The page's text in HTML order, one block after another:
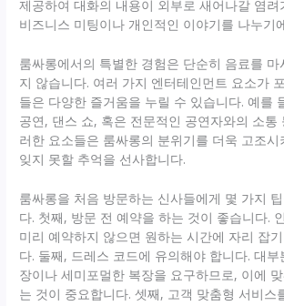
제공하여 대화의 내용이 외부로 새어나갈 염려
비즈니스 미팅이나 개인적인 이야기를 나누기
룸싸롱에서의 특별한 경험은 단순히 음료를
지 않습니다. 여러 가지 엔터테인먼트 요소가
들은 다양한 즐거움을 누릴 수 있습니다. 예를
공연, 댄스 쇼, 혹은 전문적인 공연자와의 소통
러한 요소들은 룸싸롱의 분위기를 더욱 고조시
잊지 못할 추억을 선사합니다.
룸싸롱을 처음 방문하는 신사들에게 몇 가지
다. 첫째, 방문 전 예약을 하는 것이 좋습니다.
미리 예약하지 않으면 원하는 시간에 자리 잡
다. 둘째, 드레스 코드에 유의해야 합니다. 대부
장이나 세미포멀한 복장을 요구하므로, 이에
는 것이 중요합니다. 셋째, 고객 맞춤형 서비스